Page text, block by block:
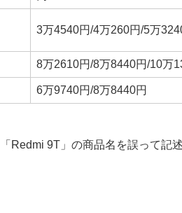
3万4540円/4万260円/5万
8万2610円/8万8440円/10万
6万9740円/8万8440円
Redmi 9T」の商品名を誤って記